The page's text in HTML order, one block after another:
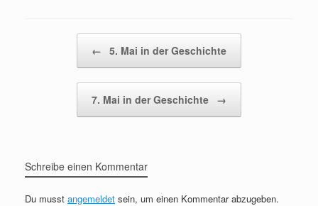
← 5. Mai in der Geschichte
7. Mai in der Geschichte →
Schreibe einen Kommentar
Du musst angemeldet sein, um einen Kommentar abzugeben.